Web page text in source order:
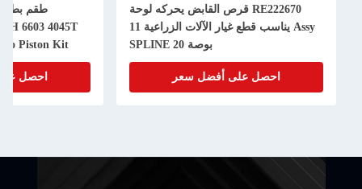
RE222670 قرص القابض يحركه لوحة
Assy يناسب قطع غيار الآلات الزراعية 11
بوصة 20 SPLINE
احصل على أفضل سعر
6603 4045T
Piston Kit
احصل